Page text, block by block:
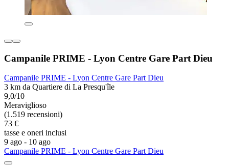
Campanile PRIME - Lyon Centre Gare Part Dieu
Campanile PRIME - Lyon Centre Gare Part Dieu
3 km da Quartiere di La Presqu'île
9,0/10
Meraviglioso
(1.519 recensioni)
73 €
tasse e oneri inclusi
9 ago - 10 ago
Campanile PRIME - Lyon Centre Gare Part Dieu